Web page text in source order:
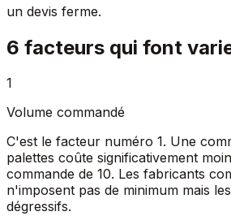
un devis ferme.
6 facteurs qui font
1
Volume commandé
C'est le facteur numéro 1. Une
palettes coûte significativement
commande de 10. Les fabricants
n'imposent pas de minimum mais
dégressifs.